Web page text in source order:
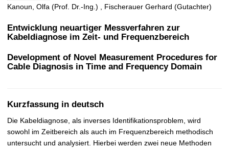
Kanoun, Olfa (Prof. Dr.-Ing.) , Fischerauer Gerhard (Gutachter)
Entwicklung neuartiger Messverfahren zur
Kabeldiagnose im Zeit- und Frequenzbereich
Development of Novel Measurement Procedures for
Cable Diagnosis in Time and Frequency Domain
Kurzfassung in deutsch
Die Kabeldiagnose, als inverses Identifikationsproblem, wird
sowohl im Zeitbereich als auch im Frequenzbereich methodisch
untersucht und analysiert. Hierbei werden zwei neue Methoden